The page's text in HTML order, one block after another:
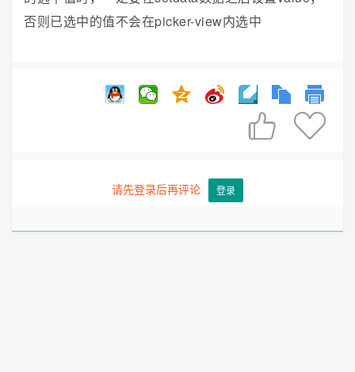
否则已选中的值不会在picker-view内选中
 
请先登录后再评论 登录